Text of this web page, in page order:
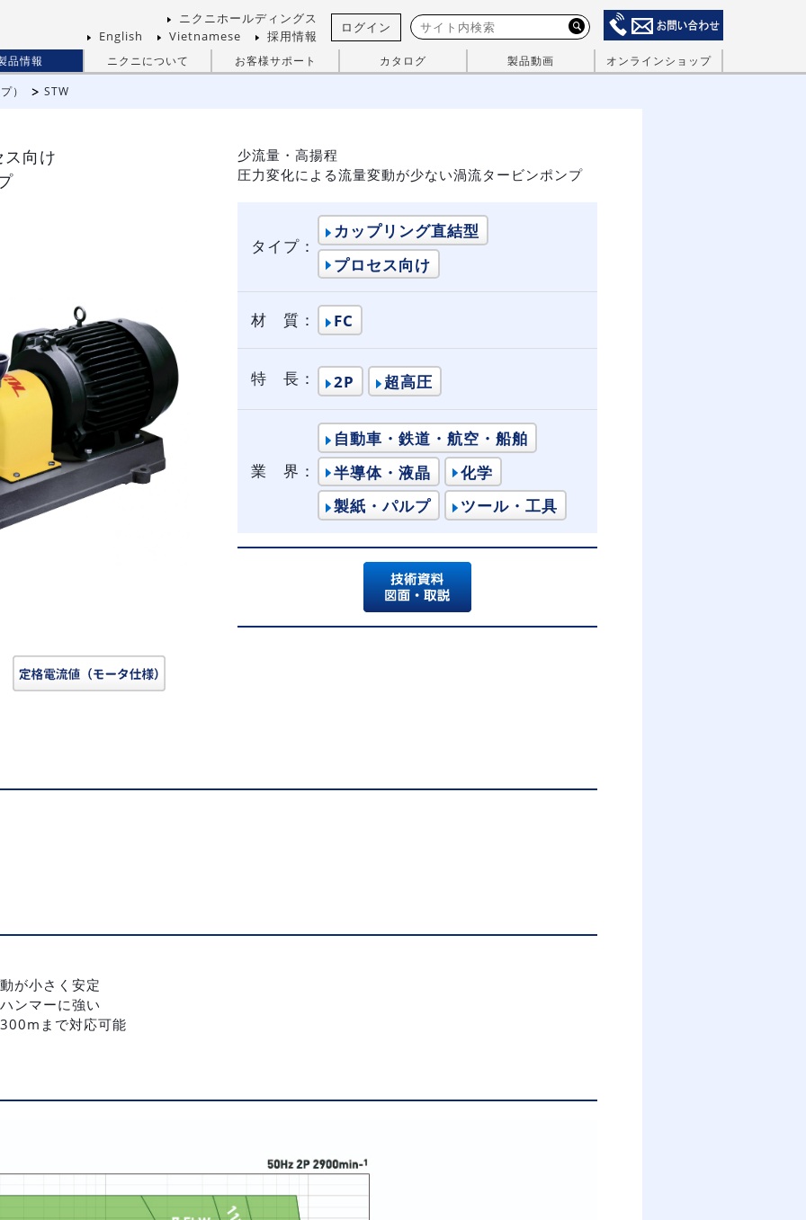
ニクニホールディングス
English
Vietnamese 採用情報
ログイン
品情報 ニクニについて お客様サポート カタログ 製品動画 オンラインショップ
） STW
向け
少流量・高揚程
圧力変化による流量変動が少ない渦流タービンポンプ
タイプ：
カップリング直結型
プロセス向け
材 質： FC
特 長： 2P 超高圧
業 界：
自動車・鉄道・航空・船舶
半導体・液晶
化学
製紙・パルプ
ツール・工具
が小さく安定
ンマーに強い
まで対応可能